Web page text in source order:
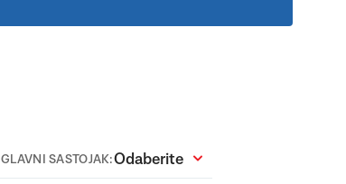
GLAVNI SASTOJAK:Odaberite